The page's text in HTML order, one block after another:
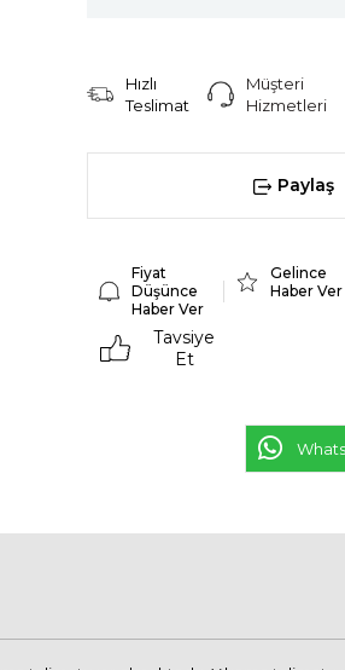
Hızlı
Teslimat
Müşteri
Hizmetleri
Paylaş
Fiyat
Düşünce
Haber Ver
Gelince
Haber Ver
Tavsiye
Et